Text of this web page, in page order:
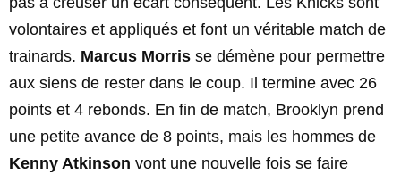
volontaires et appliqués et font un véritable match de
trainards. Marcus Morris se démène pour permettre
aux siens de rester dans le coup. Il termine avec 26
points et 4 rebonds. En fin de match, Brooklyn prend
une petite avance de 8 points, mais les hommes de
Kenny Atkinson vont une nouvelle fois se faire